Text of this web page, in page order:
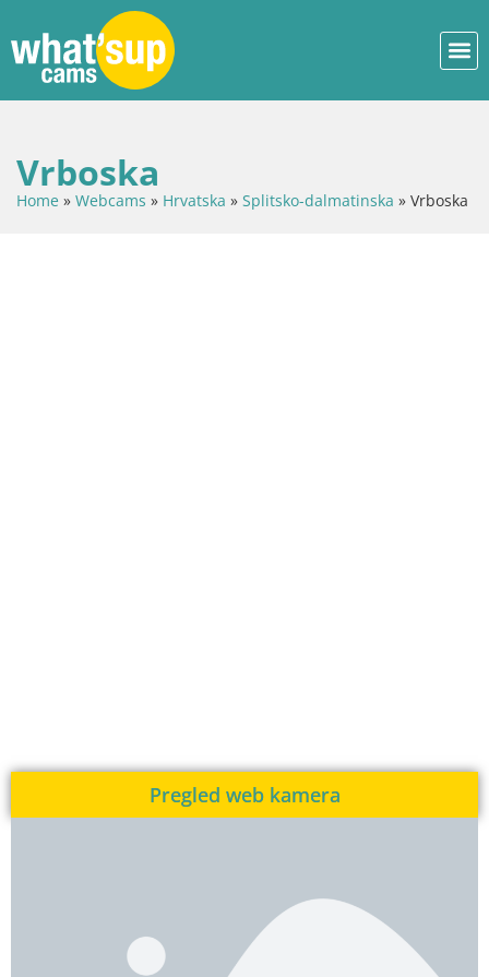
Vrboska
Home » Webcams » Hrvatska » Splitsko-dalmatinska » Vrboska
Pregled web kamera